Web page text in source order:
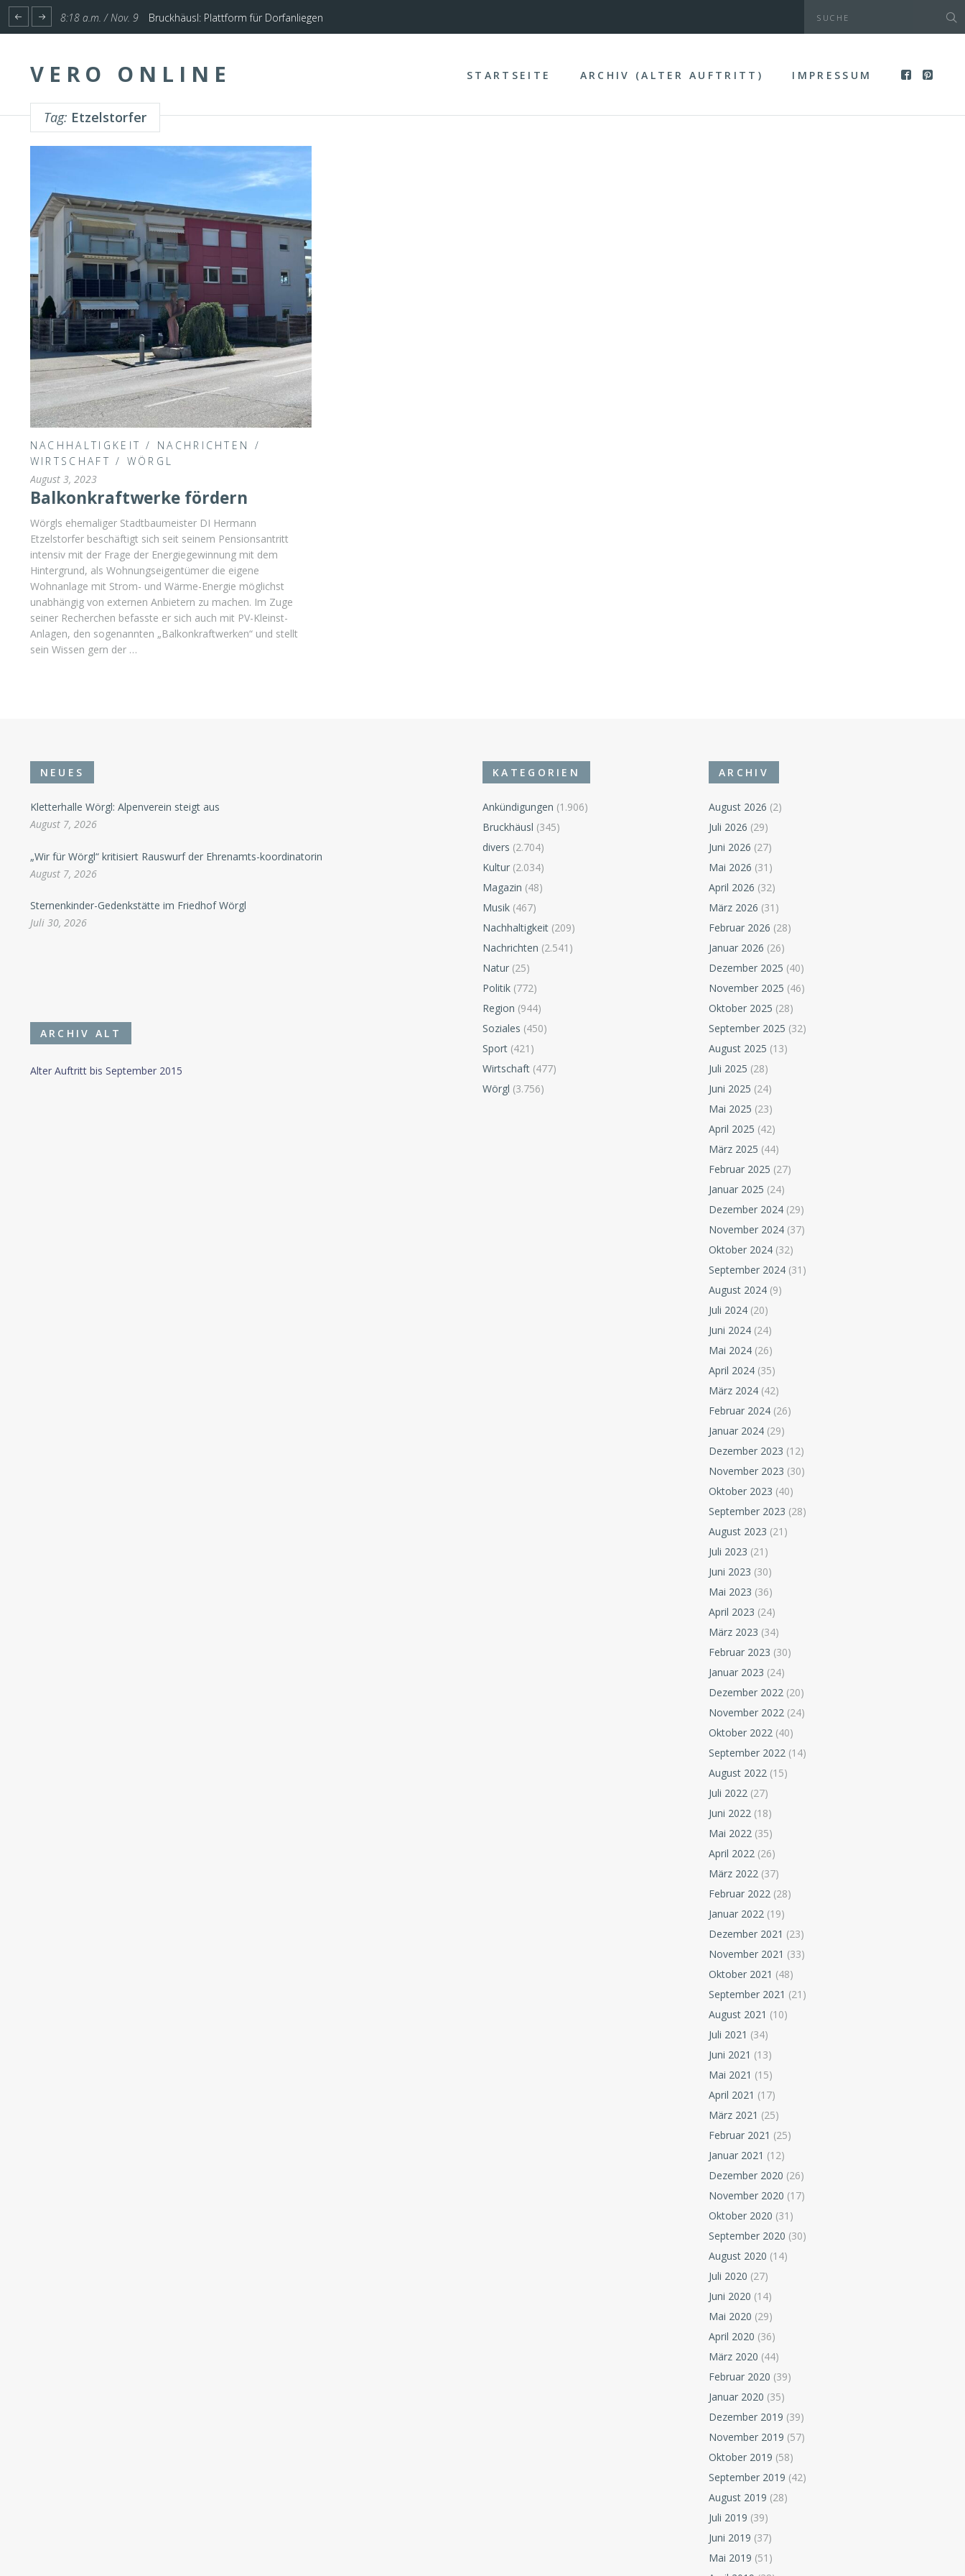
8:18 a.m. / Nov. 9 Bruckhäusl: Plattform für Dorfanliegen
1:17 p.m. / Nov. 4 Start für Planung Hochwasserschutz Unterinntal
VERO ONLINE STARTSEITE ARCHIV (ALTER AUFTRITT) IMPRESSUM
Tag: Etzelstorfer
NACHHALTIGKEIT / NACHRICHTEN
/
WIRTSCHAFT / WÖRGL
August 3, 2023
Balkonkraftwerke fördern
Wörgls ehemaliger Stadtbaumeister DI Hermann
Etzelstorfer beschäftigt sich seit seinem Pensionsantritt
intensiv mit der Frage der Energiegewinnung mit dem
Hintergrund, als Wohnungseigentümer die eigene
Wohnanlage mit Strom- und Wärme-Energie möglichst
unabhängig von externen Anbietern zu machen. Im Zuge
seiner Recherchen befasste er sich auch mit PV-Kleinst-
Anlagen, den sogenannten „Balkonkraftwerken“ und stellt
sein Wissen gern der …
NEUES
Kletterhalle Wörgl: Alpenverein steigt aus
August 7, 2026
„Wir für Wörgl“ kritisiert Rauswurf der Ehrenamts-koordinatorin
August 7, 2026
Sternenkinder-Gedenkstätte im Friedhof Wörgl
Juli 30, 2026
ARCHIV ALT
Alter Auftritt bis September 2015
KATEGORIEN
Ankündigungen (1.906)
Bruckhäusl (345)
divers (2.704)
Kultur (2.034)
Magazin (48)
Musik (467)
Nachhaltigkeit (209)
Nachrichten (2.541)
Natur (25)
Politik (772)
Region (944)
Soziales (450)
Sport (421)
Wirtschaft (477)
Wörgl (3.756)
ARCHIV
August 2026 (2)
Juli 2026 (29)
Juni 2026 (27)
Mai 2026 (31)
April 2026 (32)
März 2026 (31)
Februar 2026 (28)
Januar 2026 (26)
Dezember 2025 (40)
November 2025 (46)
Oktober 2025 (28)
September 2025 (32)
August 2025 (13)
Juli 2025 (28)
Juni 2025 (24)
Mai 2025 (23)
April 2025 (42)
März 2025 (44)
Februar 2025 (27)
Januar 2025 (24)
Dezember 2024 (29)
November 2024 (37)
Oktober 2024 (32)
September 2024 (31)
August 2024 (9)
Juli 2024 (20)
Juni 2024 (24)
Mai 2024 (26)
April 2024 (35)
März 2024 (42)
Februar 2024 (26)
Januar 2024 (29)
Dezember 2023 (12)
November 2023 (30)
Oktober 2023 (40)
September 2023 (28)
August 2023 (21)
Juli 2023 (21)
Juni 2023 (30)
Mai 2023 (36)
April 2023 (24)
März 2023 (34)
Februar 2023 (30)
Januar 2023 (24)
Dezember 2022 (20)
November 2022 (24)
Oktober 2022 (40)
September 2022 (14)
August 2022 (15)
Juli 2022 (27)
Juni 2022 (18)
Mai 2022 (35)
April 2022 (26)
März 2022 (37)
Februar 2022 (28)
Januar 2022 (19)
Dezember 2021 (23)
November 2021 (33)
Oktober 2021 (48)
September 2021 (21)
August 2021 (10)
Juli 2021 (34)
Juni 2021 (13)
Mai 2021 (15)
April 2021 (17)
März 2021 (25)
Februar 2021 (25)
Januar 2021 (12)
Dezember 2020 (26)
November 2020 (17)
Oktober 2020 (31)
September 2020 (30)
August 2020 (14)
Juli 2020 (27)
Juni 2020 (14)
Mai 2020 (29)
April 2020 (36)
März 2020 (44)
Februar 2020 (39)
Januar 2020 (35)
Dezember 2019 (39)
November 2019 (57)
Oktober 2019 (58)
September 2019 (42)
August 2019 (28)
Juli 2019 (39)
Juni 2019 (37)
Mai 2019 (51)